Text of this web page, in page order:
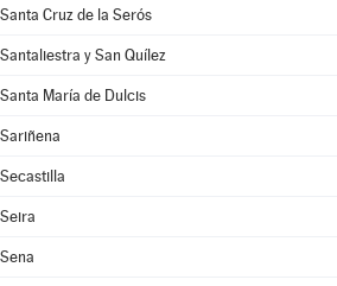
Santa Cruz de la Serós
Santaliestra y San Quílez
Santa María de Dulcis
Sariñena
Secastilla
Seira
Sena